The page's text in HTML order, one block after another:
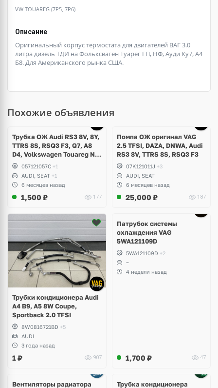
VW TOUAREG (7P5, 7P6)
Описание
Оригинальный корпус термостата для двигателей ВАГ 3.0
литра дизель ТДИ на Фольксваген Туарег ГП, НФ, Ауди Ку7, А4
Б8. Для Американского рынка США.
Похожие объявления
Трубка ОЖ Audi RS3 8V, 8Y,
TTRS 8S, RSQ3 F3, Q7, A8
D4, Volkswagen Touareg NF,
Seat Formentor Cupra 2.5
TFSI DAZA, DNWA, CZGB
057121057C +1
AUDI, SEAT +1
6 месяцев назад
1,500 ₽ 177
Помпа ОЖ оригинал VAG
2.5 TFSI, DAZA, DNWA, Audi
RS3 8V, TTRS 8S, RSQ3 F3
07K121011J +3
AUDI, SEAT
6 месяцев назад
25,000 ₽ 187
Трубки кондиционера Audi
A4 B9, A5 8W Coupe,
Sportback 2.0 TFSI
8W0816721BD +5
AUDI
3 года назад
1₽ 907
Патрубок системы
охлаждения VAG
5WA121109D
5WA121109D +2
~
4 недели назад
1,700 ₽ 47
Вентиляторы радиатора Трубка кондиционера